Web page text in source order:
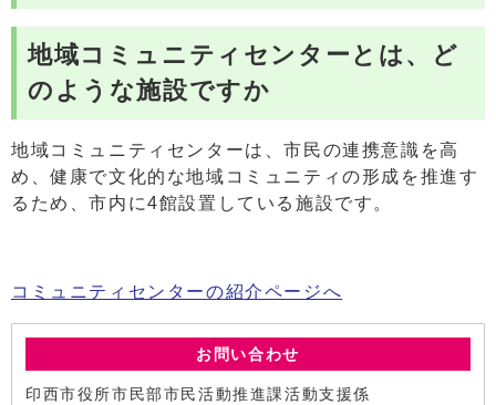
地域コミュニティセンターとは、ど
のような施設ですか
地域コミュニティセンターは、市民の連携意識を高
め、健康で文化的な地域コミュニティの形成を推進す
るため、市内に4館設置している施設です。
コミュニティセンターの紹介ページへ
お問い合わせ
印西市役所市民部市民活動推進課活動支援係